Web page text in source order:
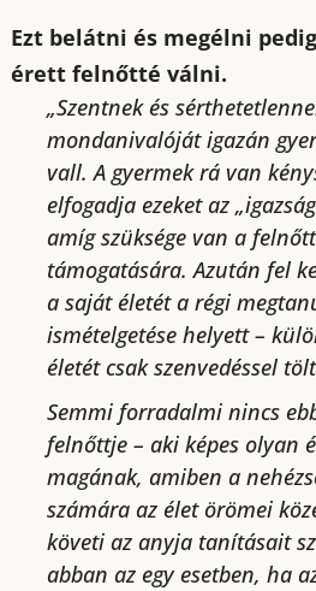
Ezt belátni és megélni
érett felnőtté válni.
„Szentnek és
mondanivalóját igazán
vall. A gyermek rá van
elfogadja ezeket az
amíg szüksége van a
támogatására. Azután fel
a saját életét a régi
ismételgetése helyett –
életét csak szenvedéssel
Semmi forradalmi nincs
felnőttje – aki képes olyan
magának, amiben a
számára az élet örömei
követi az anyja tanításait
abban az egy esetben, ha